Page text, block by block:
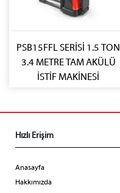
PSB15FFL SERİSİ 1.5 TON
3.4 METRE TAM AKÜLÜ
İSTİF MAKİNESİ
Hızlı Erişim
Anasayfa
Hakkımızda